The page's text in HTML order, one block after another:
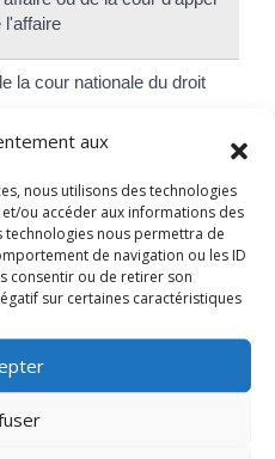
aux
nous utilisons des technologies
ou accéder aux informations des
technologies nous permettra de
de navigation ou les ID
consentir ou de retirer son
sur certaines caractéristiques
l'affaire
la cour nationale du droit
la cour administrative
dépend le tribunal
la cour administrative